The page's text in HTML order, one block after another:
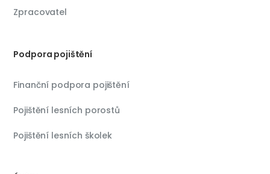
Zpracovatel
Podpora pojištění
Finanční podpora pojištění
Pojištění lesních porostů
Pojištění lesních školek